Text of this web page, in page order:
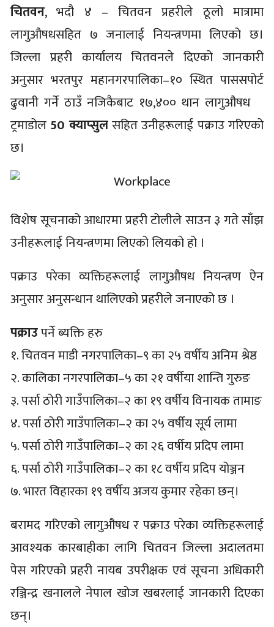
चितवन, भदौ ४ – चितवन प्रहरीले ठूलो मात्रामा
लागुऔषधसहित ७ जनालाई नियन्त्रणमा लिएको छ।
जिल्ला प्रहरी कार्यालय चितवनले दिएको जानकारी
अनुसार भरतपुर महानगरपालिका–१० स्थित पाससपोर्ट
ढुवानी गर्ने ठाउँ नजिकैबाट १७,४०० थान लागुऔषध
ट्रमाडोल 50 क्याप्सुलसहित उनीहरूलाई पक्राउ गरिएको
छ।
विशेष सूचनाको आधारमा प्रहरी टोलीले साउन ३ गते साँझ
उनीहरूलाई नियन्त्रणमा लिएको लियको हो ।
पक्राउ परेका व्यक्तिहरूलाई लागुऔषध नियन्त्रण ऐन
अनुसार अनुसन्धान थालिएको प्रहरीले जनाएको छ ।
पक्राउपर्ने ब्यक्ति हरु
१. चितवन माडी नगरपालिका–९ का २५ वर्षीय अनिम श्रेष्ठ
२. कालिका नगरपालिका–५ का २१ वर्षीया शान्ति गुरुङ
३. पर्सा ठोरी गाउँपालिका–२ का १९ वर्षीय विनायक तामाङ
४. पर्सा ठोरी गाउँपालिका–२ का २५ वर्षीय सूर्य लामा
५. पर्सा ठोरी गाउँपालिका–२ का २६ वर्षीय प्रदिप लामा
६. पर्सा ठोरी गाउँपालिका–२ का १८ वर्षीय प्रदिप योञ्जन
७. भारत विहारका १९ वर्षीय अजय कुमार रहेका छन्।
बरामद गरिएको लागुऔषध र पक्राउ परेका व्यक्तिहरूलाई
आवश्यक कारबाहीका लागि चितवन जिल्ला अदालतमा
पेस गरिएको प्रहरी नायब उपरीक्षक एवं सूचना अधिकारी
रञ्जिन्द्र खनालले नेपाल खोज खबरलाई जानकारी दिएका
छन्।